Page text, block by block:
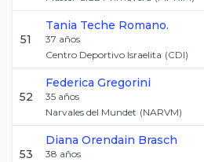
51
Tania Teche Romano.
37 años
Centro Deportivo Israelita (CDI)
52
Federica Gregorini
35 años
Narvales del Mundet (NARVM)
53
Diana Orendain Brasch
38 años